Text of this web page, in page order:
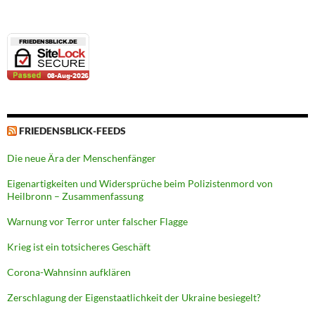
FRIEDENSBLICK-FEEDS
Die neue Ära der Menschenfänger
Eigenartigkeiten und Widersprüche beim Polizistenmord von
Heilbronn – Zusammenfassung
Warnung vor Terror unter falscher Flagge
Krieg ist ein totsicheres Geschäft
Corona-Wahnsinn aufklären
Zerschlagung der Eigenstaatlichkeit der Ukraine besiegelt?